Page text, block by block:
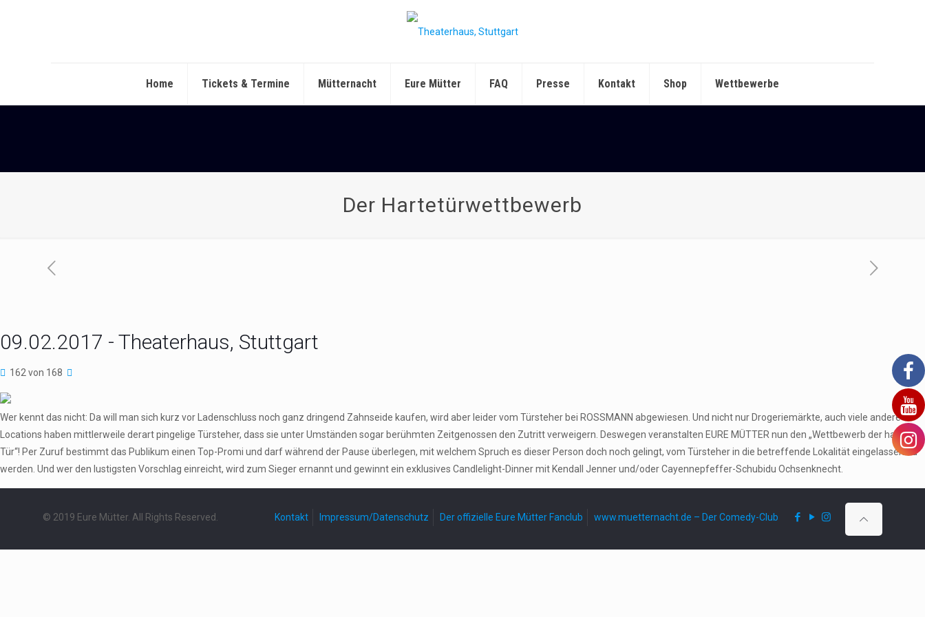
Home Tickets & Termine Mütternacht Eure Mütter FAQ Presse Kontakt Shop Wettbewerbe
Der Hartetürwettbewerb
09.02.2017 - Theaterhaus, Stuttgart
162 von 168
Wer kennt das nicht: Da will man sich kurz vor Ladenschluss noch ganz dringend Zahnseide kaufen, wird aber leider vom Türsteher bei ROSSMANN abgewiesen. Und nicht nur Drogeriemärkte, auch viele andere
Locations haben mittlerweile derart pingelige Türsteher, dass sie unter Umständen sogar berühmten Zeitgenossen den Zutritt verweigern. Deswegen veranstalten EURE MÜTTER nun den „Wettbewerb der harten
Tür“! Per Zuruf bestimmt das Publikum einen Top-Promi und darf während der Pause überlegen, mit welchem Spruch es dieser Person doch noch gelingt, vom Türsteher in die betreffende Lokalität eingelassen zu
werden. Und wer den lustigsten Vorschlag einreicht, wird zum Sieger ernannt und gewinnt ein exklusives Candlelight-Dinner mit Kendall Jenner und/oder Cayennepfeffer-Schubidu Ochsenknecht.
© 2019 Eure Mütter. All Rights Reserved. Kontakt Impressum/Datenschutz Der offizielle Eure Mütter Fanclub www.muetternacht.de – Der Comedy-Club